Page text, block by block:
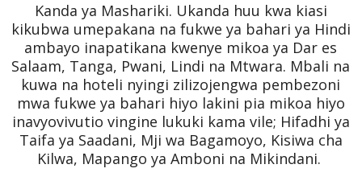
Kanda ya Mashariki. Ukanda huu kwa kiasi
kikubwa umepakana na fukwe ya bahari ya Hindi
ambayo inapatikana kwenye mikoa ya Dar es
Salaam, Tanga, Pwani, Lindi na Mtwara. Mbali na
kuwa na hoteli nyingi zilizojengwa pembezoni
mwa fukwe ya bahari hiyo lakini pia mikoa hiyo
inavyovivutio vingine lukuki kama vile; Hifadhi ya
Taifa ya Saadani, Mji wa Bagamoyo, Kisiwa cha
Kilwa, Mapango ya Amboni na Mikindani.